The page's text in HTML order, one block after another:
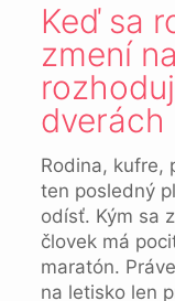
Keď sa
zmení
dverách
Rodina, kufre,
ten posledný
odísť. Kým sa
človek má
maratón.
na letisko len